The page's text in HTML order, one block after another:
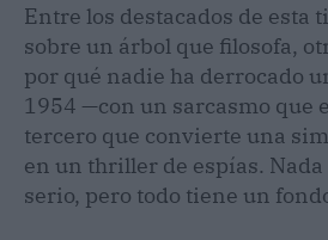
Entre los destacados de esta
sobre un árbol que filosofa,
por qué nadie ha derrocado
1954 —con un sarcasmo que
tercero que convierte una
en un thriller de espías. Nada
serio, pero todo tiene un